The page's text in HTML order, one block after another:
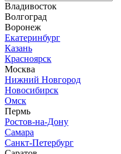
Владивосток
Волгоград
Воронеж
Екатеринбург
Казань
Красноярск
Москва
Нижний Новгород
Новосибирск
Омск
Пермь
Ростов-на-Дону
Самара
Санкт-Петербург